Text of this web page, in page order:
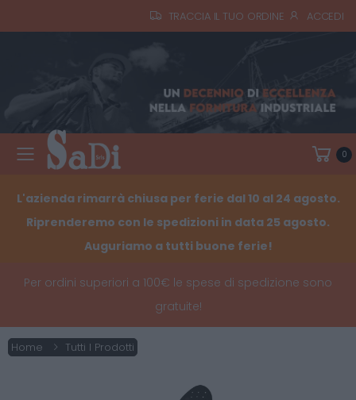
TRACCIA IL TUO ORDINE ACCEDI
Toggle mobile menu 0
L'azienda rimarrà chiusa per ferie dal 10 al 24 agosto.
Riprenderemo con le spedizioni in data 25 agosto.
Auguriamo a tutti buone ferie!
Per ordini superiori a 100€ le spese di spedizione sono
gratuite!
Home Tutti I Prodotti